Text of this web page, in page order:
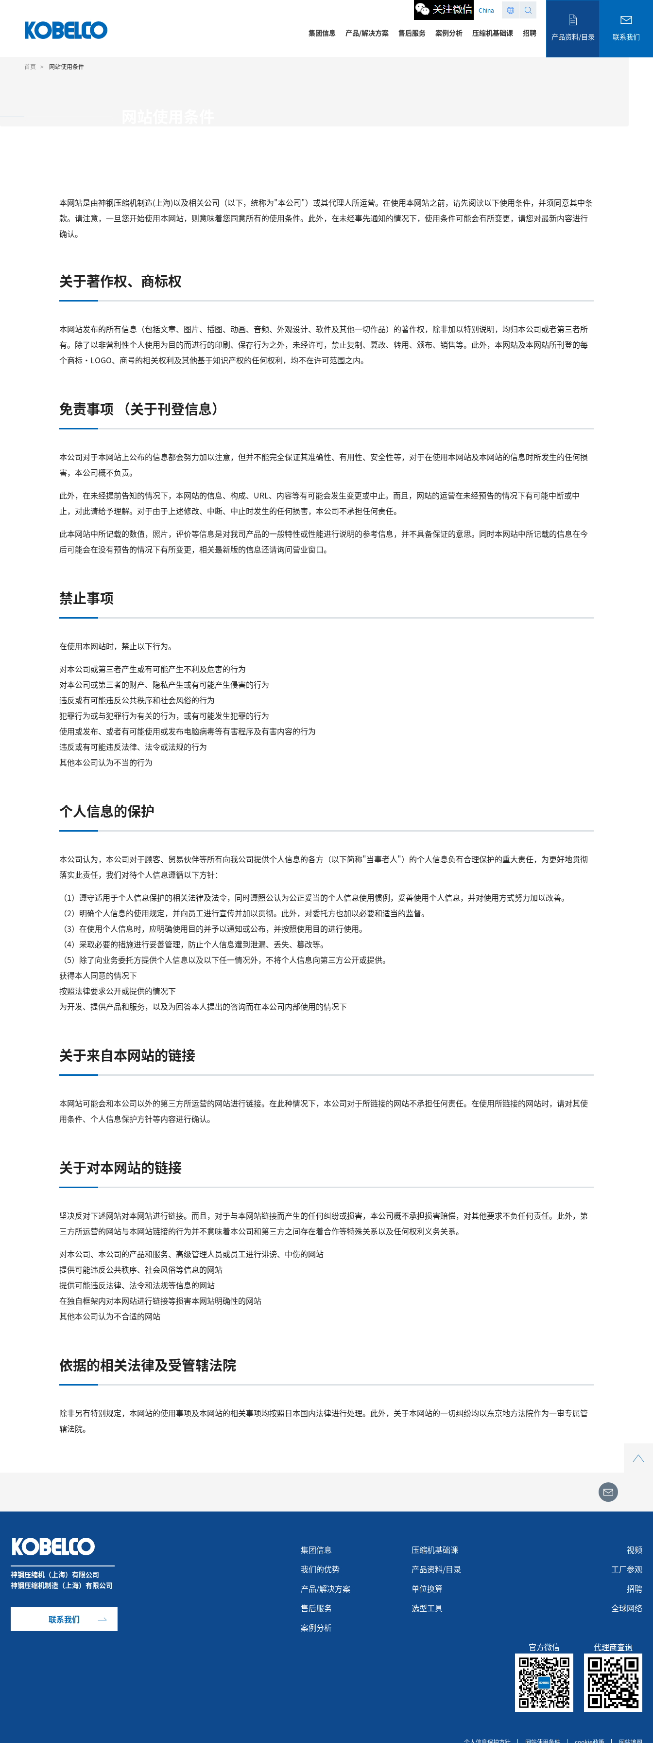
容
China
集团信息 产品/解决方案 售后服务 案例分析 压缩机基础课 招聘 产品资料/目录 联系我们
首页 网站使用条件
本网站是由神钢压缩机制造(上海)以及相关公司（以下，统称为"本公司"）或其代理人所运营。在使用本网站之前，请先阅读以下使用条件，并须同意其中条
款。请注意，一旦您开始使用本网站，则意味着您同意所有的使用条件。此外，在未经事先通知的情况下，使用条件可能会有所变更，请您对最新内容进行
确认。
关于著作权、商标权
本网站发布的所有信息（包括文章、图片、插图、动画、音频、外观设计、软件及其他一切作品）的著作权，除非加以特别说明，均归本公司或者第三者所
有。除了以非营利性个人使用为目的而进行的印刷、保存行为之外，未经许可，禁止复制、篡改、转用、颁布、销售等。此外，本网站及本网站所刊登的每
个商标・LOGO、商号的相关权利及其他基于知识产权的任何权利，均不在许可范围之内。
免责事项 （关于刊登信息）
本公司对于本网站上公布的信息都会努力加以注意，但并不能完全保证其准确性、有用性、安全性等，对于在使用本网站及本网站的信息时所发生的任何损
害，本公司概不负责。
此外，在未经提前告知的情况下，本网站的信息、构成、URL、内容等有可能会发生变更或中止。而且，网站的运营在未经预告的情况下有可能中断或中
止，对此请给予理解。对于由于上述修改、中断、中止时发生的任何损害，本公司不承担任何责任。
此本网站中所记载的数值，照片，评价等信息是对我司产品的一般特性或性能进行说明的参考信息，并不具备保证的意思。同时本网站中所记载的信息在今
后可能会在没有预告的情况下有所变更，相关最新版的信息还请询问营业窗口。
禁止事项
在使用本网站时，禁止以下行为。
对本公司或第三者产生或有可能产生不利及危害的行为
对本公司或第三者的财产、隐私产生或有可能产生侵害的行为
违反或有可能违反公共秩序和社会风俗的行为
犯罪行为或与犯罪行为有关的行为，或有可能发生犯罪的行为
使用或发布、或者有可能使用或发布电脑病毒等有害程序及有害内容的行为
违反或有可能违反法律、法令或法规的行为
其他本公司认为不当的行为
个人信息的保护
本公司认为，本公司对于顾客、贸易伙伴等所有向我公司提供个人信息的各方（以下简称"当事者人"）的个人信息负有合理保护的重大责任，为更好地贯彻
落实此责任，我们对待个人信息遵循以下方针：
（1）遵守适用于个人信息保护的相关法律及法令，同时遵照公认为公正妥当的个人信息使用惯例，妥善使用个人信息，并对使用方式努力加以改善。
（2）明确个人信息的使用规定，并向员工进行宣传并加以贯彻。此外，对委托方也加以必要和适当的监督。
（3）在使用个人信息时，应明确使用目的并予以通知或公布，并按照使用目的进行使用。
（4）采取必要的措施进行妥善管理，防止个人信息遭到泄漏、丢失、篡改等。
（5）除了向业务委托方提供个人信息以及以下任一情况外，不将个人信息向第三方公开或提供。
获得本人同意的情况下
按照法律要求公开或提供的情况下
为开发、提供产品和服务，以及为回答本人提出的咨询而在本公司内部使用的情况下
关于来自本网站的链接
本网站可能会和本公司以外的第三方所运营的网站进行链接。在此种情况下，本公司对于所链接的网站不承担任何责任。在使用所链接的网站时，请对其使
用条件、个人信息保护方针等内容进行确认。
关于对本网站的链接
坚决反对下述网站对本网站进行链接。而且，对于与本网站链接而产生的任何纠纷或损害，本公司概不承担损害赔偿，对其他要求不负任何责任。此外，第
三方所运营的网站与本网站链接的行为并不意味着本公司和第三方之间存在着合作等特殊关系以及任何权利义务关系。
对本公司、本公司的产品和服务、高级管理人员或员工进行诽谤、中伤的网站
提供可能违反公共秩序、社会风俗等信息的网站
提供可能违反法律、法令和法规等信息的网站
在独自框架内对本网站进行链接等损害本网站明确性的网站
其他本公司认为不合适的网站
依据的相关法律及受管辖法院
除非另有特别规定，本网站的使用事项及本网站的相关事项均按照日本国内法律进行处理。此外，关于本网站的一切纠纷均以东京地方法院作为一审专属管
辖法院。
神钢压缩机（上海）有限公司
神钢压缩机制造（上海）有限公司
联系我们
Menu footer 2
集团信息
我们的优势
产品/解决方案
售后服务
案例分析
Menu footer 3
压缩机基础课
产品资料/目录
单位换算
选型工具
视频
工厂参观
招聘
全球网络
官方微信 代理商查询